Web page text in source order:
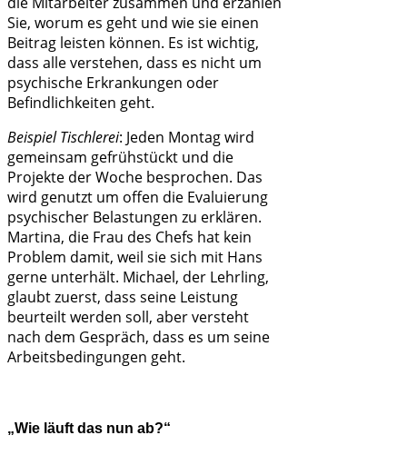
Sie, worum es geht und wie sie einen
Beitrag leisten können. Es ist wichtig,
dass alle verstehen, dass es nicht um
psychische Erkrankungen oder
Befindlichkeiten geht.
Beispiel Tischlerei: Jeden Montag wird
gemeinsam gefrühstückt und die
Projekte der Woche besprochen. Das
wird genutzt um offen die Evaluierung
psychischer Belastungen zu erklären.
Martina, die Frau des Chefs hat kein
Problem damit, weil sie sich mit Hans
gerne unterhält. Michael, der Lehrling,
glaubt zuerst, dass seine Leistung
beurteilt werden soll, aber versteht
nach dem Gespräch, dass es um seine
Arbeitsbedingungen geht.
„Wie läuft das nun ab?“